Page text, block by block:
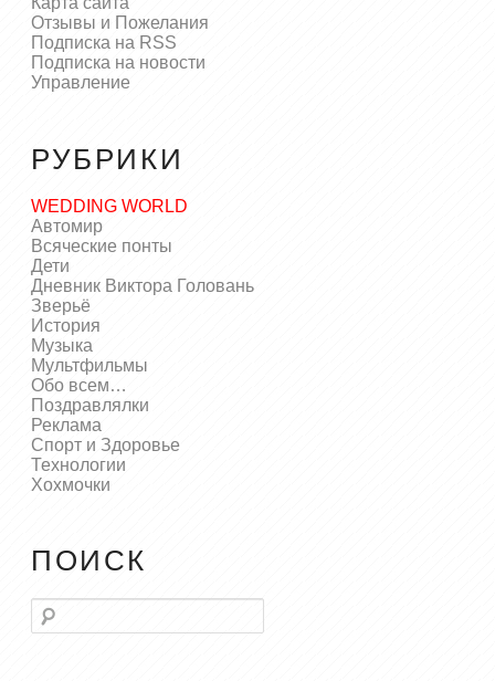
Отзывы и Пожелания
Подписка на RSS
Подписка на новости
Управление
РУБРИКИ
WEDDING WORLD
Автомир
Всяческие понты
Дети
Дневник Виктора Головань
Зверьё
История
Музыка
Мультфильмы
Обо всем…
Поздравлялки
Реклама
Спорт и Здоровье
Технологии
Хохмочки
ПОИСК
Поиск